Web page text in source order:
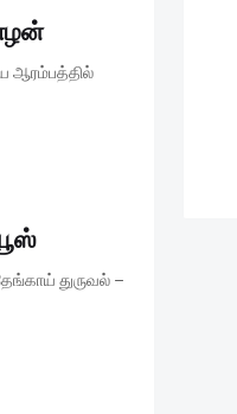
ஆரம்பத்தில்
துருவல் –